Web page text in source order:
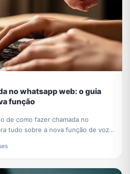
no whatsapp web: o guia
função
de como fazer chamada no
tudo sobre a nova função de voz